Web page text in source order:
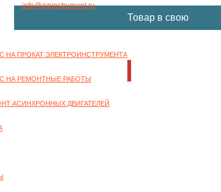
info@zipinstrument.ru
НА ПРОКАТ ЭЛЕКТРОИНСТРУМЕНТА
НА РЕМОНТНЫЕ РАБОТЫ
АСИНХРОННЫХ ДВИГАТЕЛЕЙ
Товар в свою